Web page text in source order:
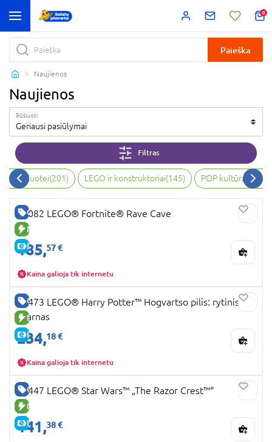
0
Paieška
Naujienos
Naujienos
Rūšiuoti
Geriausi pasiūlymai
Filtras
vaizduotei(201) LEGO ir konstruktoriai(145) POP kultūra ir
GERA KAINA
NAUJA PREKĖ
E-KAINA
77082 LEGO® Fortnite® Rave Cave
185,57 €
Kaina galioja tik internetu
GERA KAINA
NAUJA PREKĖ
E-KAINA
76473 LEGO® Harry Potter™ Hogvartso pilis: rytinis
sparnas
234,18 €
Kaina galioja tik internetu
GERA KAINA
NAUJA PREKĖ
E-KAINA
75447 LEGO® Star Wars™ „The Razor Crest™“
141,38 €